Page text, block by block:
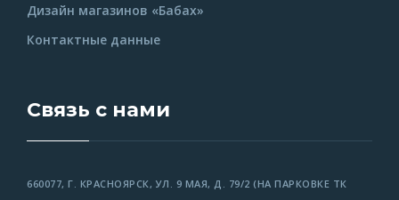
Дизайн магазинов «Бабах»
Контактные данные
Связь с нами
660077, Г. КРАСНОЯРСК, УЛ. 9 МАЯ, Д. 79/2 (НА ПАРКОВКЕ ТК